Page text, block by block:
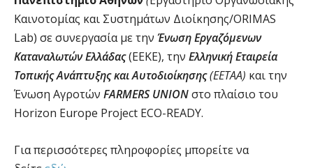
Καινοτομίας και Συστημάτων Διοίκησης/ORIMAS
Lab) σε συνεργασία με την Ένωση Εργαζόμενων
Καταναλωτών Ελλάδας(ΕΕΚΕ), την Ελληνική Εταιρεία
Τοπικής Ανάπτυξης και Αυτοδιοίκησης(ΕΕΤΑΑ) και την
Ένωση Αγροτών FARMERS UNIONστο πλαίσιο του
Horizon Europe Project ECO-READY.
Για περισσότερες πληροφορίες μπορείτε να